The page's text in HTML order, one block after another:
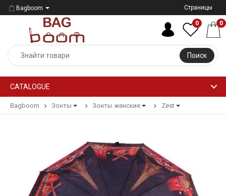
Bagboom Страницы
Поиск
0 0
CATALOGUE
Bagboom Зонты Зонты женские Zest